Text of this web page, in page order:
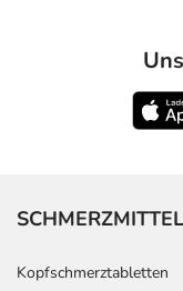
SCHMERZMITTEL
Kopfschmerztabletten